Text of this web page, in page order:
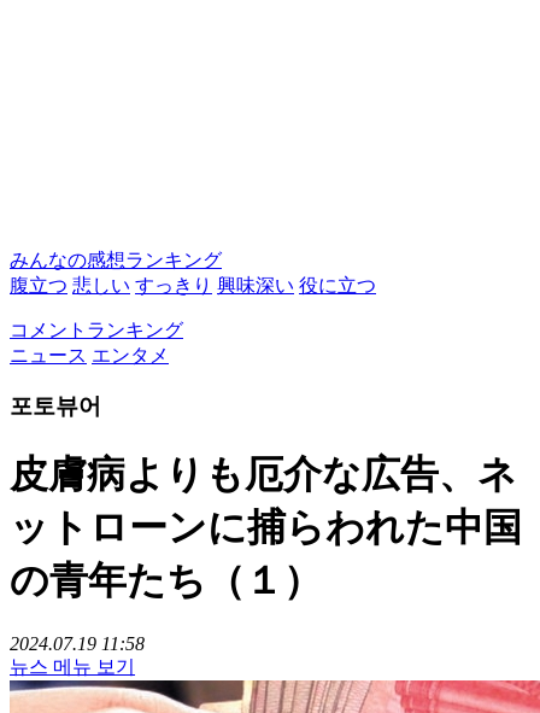
みんなの感想ランキング
腹立つ 悲しい すっきり 興味深い 役に立つ
コメントランキング
ニュース エンタメ
포토뷰어
皮膚病よりも厄介な広告、ネ
ットローンに捕らわれた中国
の青年たち（１）
2024.07.19 11:58
뉴스 메뉴 보기